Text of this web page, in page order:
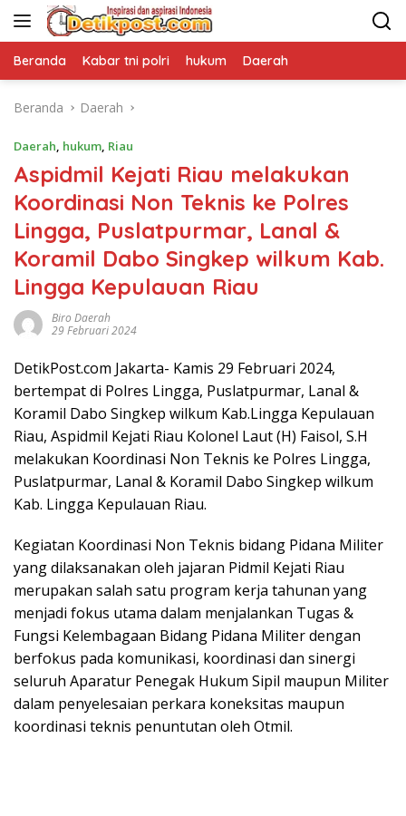
Langsung
Beranda Kabar tni polri hukum Daerah
Beranda Daerah
Daerah, hukum, Riau
Aspidmil Kejati Riau melakukan
Koordinasi Non Teknis ke Polres
Lingga, Puslatpurmar, Lanal &
Koramil Dabo Singkep wilkum Kab.
Lingga Kepulauan Riau
Biro Daerah
29 Februari 2024
DetikPost.com Jakarta- Kamis 29 Februari 2024,
bertempat di Polres Lingga, Puslatpurmar, Lanal &
Koramil Dabo Singkep wilkum Kab.Lingga Kepulauan
Riau, Aspidmil Kejati Riau Kolonel Laut (H) Faisol, S.H
melakukan Koordinasi Non Teknis ke Polres Lingga,
Puslatpurmar, Lanal & Koramil Dabo Singkep wilkum
Kab. Lingga Kepulauan Riau.
Kegiatan Koordinasi Non Teknis bidang Pidana Militer
yang dilaksanakan oleh jajaran Pidmil Kejati Riau
merupakan salah satu program kerja tahunan yang
menjadi fokus utama dalam menjalankan Tugas &
Fungsi Kelembagaan Bidang Pidana Militer dengan
berfokus pada komunikasi, koordinasi dan sinergi
seluruh Aparatur Penegak Hukum Sipil maupun Militer
dalam penyelesaian perkara koneksitas maupun
koordinasi teknis penuntutan oleh Otmil.